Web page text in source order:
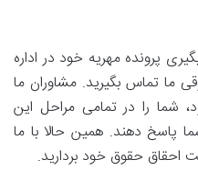
پرونده مهریه خود در اداره
ما تماس بگیرید. مشاوران ما
شما را در تمامی مراحل این
پاسخ دهند. همین حالا با ما
احقاق حقوق خود بردارید.